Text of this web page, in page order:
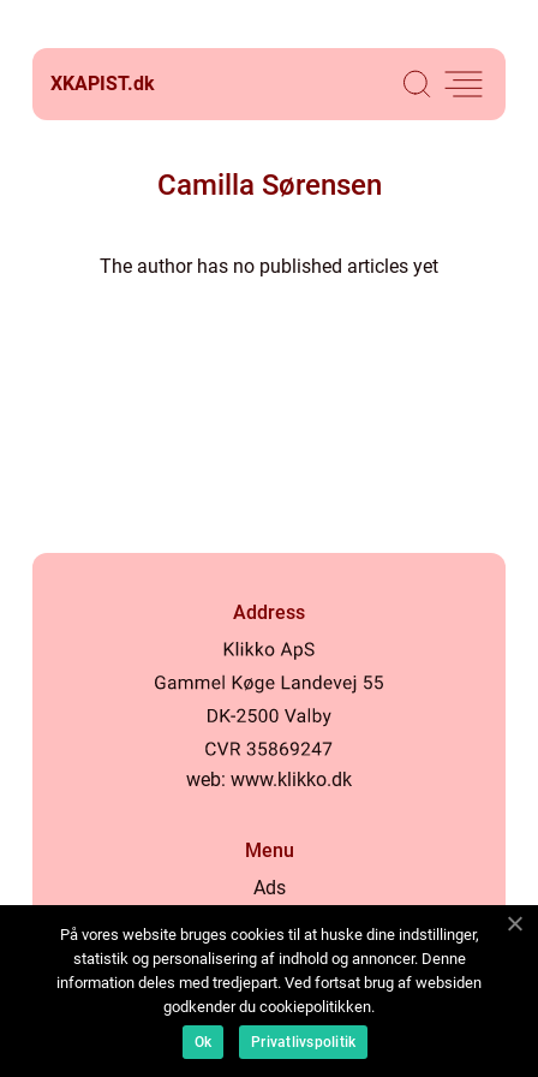
XKAPIST.dk
Camilla Sørensen
The author has no published articles yet
Address
web: www.klikko.dk
Menu
Ads
Cookies
Contact
Sitemap
På vores website bruges cookies til at huske dine indstillinger,
statistik og personalisering af indhold og annoncer. Denne
information deles med tredjepart. Ved fortsat brug af websiden
godkender du cookiepolitikken.
Ok Privatlivspolitik